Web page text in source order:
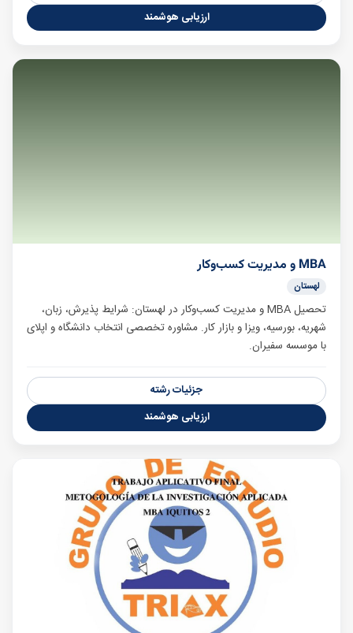
ارزیابی هوشمند
MBA و مدیریت کسب‌وکار
لهستان
تحصیل MBA و مدیریت کسب‌وکار در لهستان: شرایط پذیرش، زبان،
شهریه، بورسیه، ویزا و بازار کار. مشاوره تخصصی انتخاب دانشگاه و اپلای
با موسسه سفیران.
جزئیات رشته
ارزیابی هوشمند